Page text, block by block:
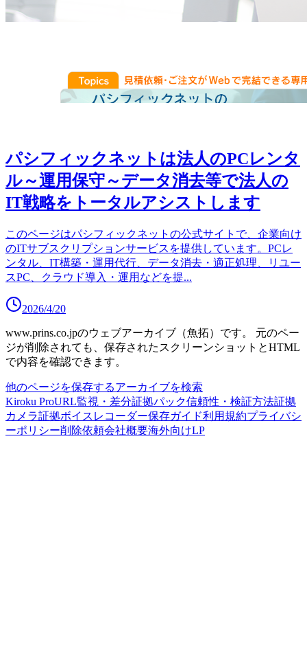
パシフィックネットは法人のPCレンタ
ル～運用保守～データ消去等で法人の
IT戦略をトータルアシストします
このページはパシフィックネットの公式サイトで、企業向け
のITサブスクリプションサービスを提供しています。PCレ
ンタル、IT構築・運用代行、データ消去・適正処理、リユー
スPC、クラウド導入・運用などを提...
2026/4/20
www.prins.co.jpのウェブアーカイブ（魚拓）です。
元のペー
ジが削除されても、保存されたスクリーンショットとHTML
で内容を確認できます。
他のページを保存するアーカイブを検索
Kiroku ProURL監視・差分証拠パック信頼性・検証方法証拠
カメラ証拠ボイスレコーダー保存ガイド利用規約プライバシ
ーポリシー削除依頼会社概要海外向けLP